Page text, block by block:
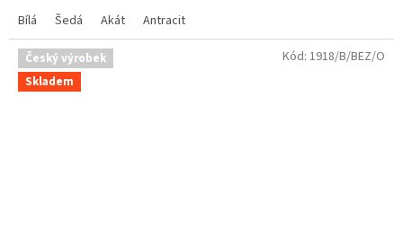
Bílá
Šedá Akát Antracit
Český výrobek
Skladem
Kód: 1918/B/BEZ/O